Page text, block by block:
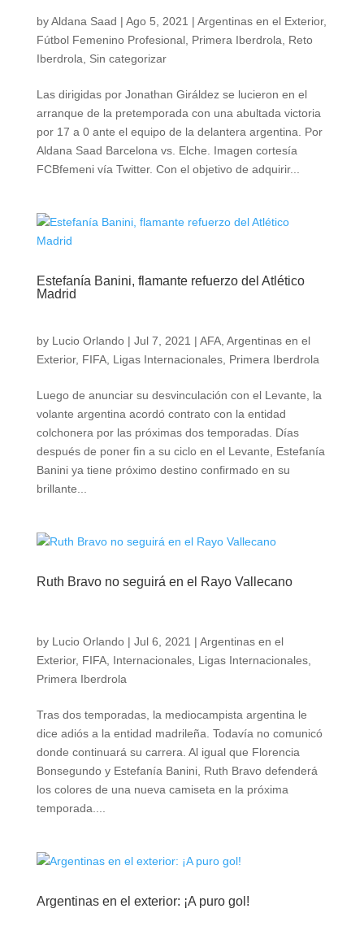
byAldana Saad | Ago 5, 2021 | Argentinas en el Exterior,
Fútbol Femenino Profesional, Primera Iberdrola
Reto
Iberdrola
Sin categorizar
Las dirigidas por Jonathan Giráldez se lucieron en el
arranque de la pretemporada con una abultada victoria
por 17 a 0 ante el equipo de la delantera argentina. Por
Aldana Saad Barcelona vs. Elche. Imagen cortesía
FCBfemeni vía Twitter. Con el objetivo de adquirir...
Estefanía Banini, flamante refuerzo del Atlético
Madrid
by Lucio Orlando| Jul 7, 2021 | AFA, Argentinas en el
Exterior, FIFA, Ligas Internacionales, Primera Iberdrola
Luego de anunciar su desvinculación con el Levante, la
volante argentina acordó contrato con la entidad
colchonera por las próximas dos temporadas. Días
después de poner fin a su ciclo en el Levante, Estefanía
Banini ya tiene próximo destino confirmado en su
brillante...
Ruth Bravo no seguirá en el Rayo Vallecano
by Lucio Orlando| Jul 6, 2021 | Argentinas en el
Exterior, FIFA, Internacionales, Ligas Internacionales,
Primera Iberdrola
Tras dos temporadas, la mediocampista argentina le
dice adiós a la entidad madrileña. Todavía no comunicó
donde continuará su carrera. Al igual que Florencia
Bonsegundo y Estefanía Banini, Ruth Bravo defenderá
los colores de una nueva camiseta en la próxima
temporada....
Argentinas en el exterior: ¡A puro gol!